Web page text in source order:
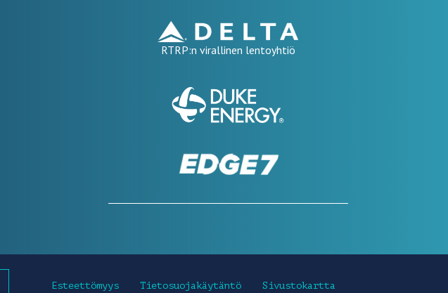
RTRP:n virallinen lentoyhtiö
Esteettömyys Tietosuojakäytäntö Sivustokartta